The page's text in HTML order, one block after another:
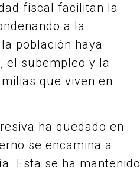
fiscal facilitan la
a la
población haya
el subempleo y la
que viven en
ha quedado en
se encamina a
Esta se ha mantenido